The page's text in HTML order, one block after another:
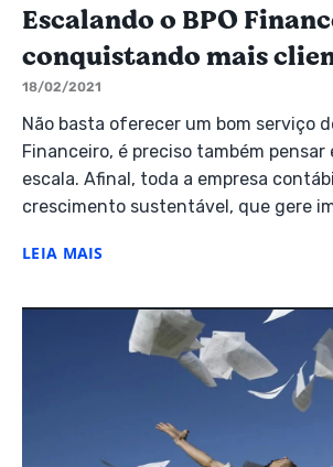
Escalando o BPO
conquistando mais
18/02/2021
Não basta oferecer um bom serviço
Financeiro, é preciso também pensar
escala. Afinal, toda a empresa
crescimento sustentável, que gere
LEIA MAIS